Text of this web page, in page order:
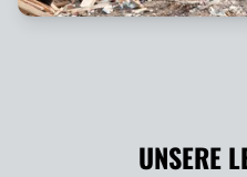
UNSERE